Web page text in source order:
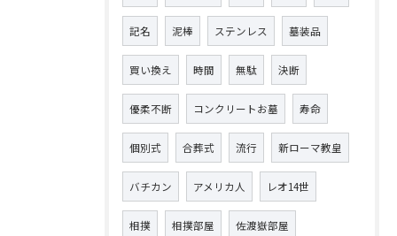
記名 泥棒 ステンレス 墓装品
買い換え 時間 無駄 決断
優柔不断 コンクリートお墓 寿命
個別式 合葬式 流行 新ローマ教皇
バチカン アメリカ人 レオ14世
相撲 相撲部屋 佐渡嶽部屋